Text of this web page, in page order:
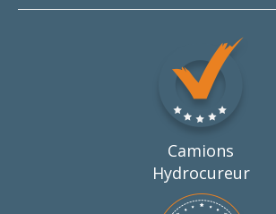
Camions
Hydrocureur